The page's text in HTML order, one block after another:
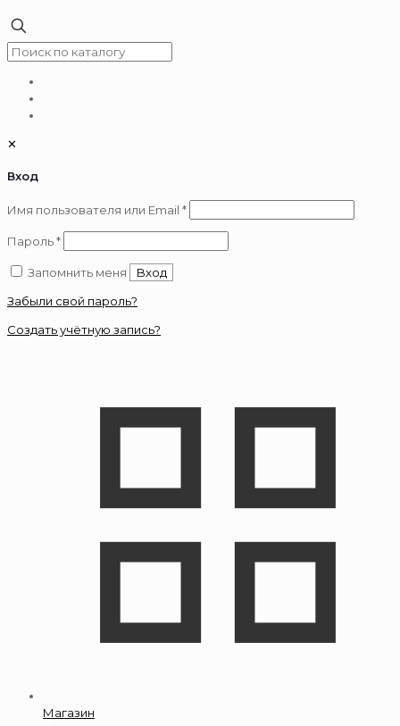
✕
Вход
Имя пользователя или Email *Обязательно
Пароль*Обязательно
Запомнить меня
Вход
Забыли свой пароль?
Создать учётную запись?
Магазин